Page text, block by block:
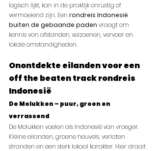
logisch lijkt, kan in de praktijk onrustig of
vermoeiend zijn. Een rondreis Indonesië
buiten de gebaande paden vraagt om
kennis van afstanden, seizoenen, vervoer en
lokale omstandigheden.
Onontdekte eilanden voor een
off the beaten track rondreis
Indonesië
De Molukken – puur, groen en
verrassend
De Molukken voelen als Indonesië van vroeger.
Kleine eilanden, groene heuvels, verlaten
stranden en een sterk lokaal karakter. Hier draait